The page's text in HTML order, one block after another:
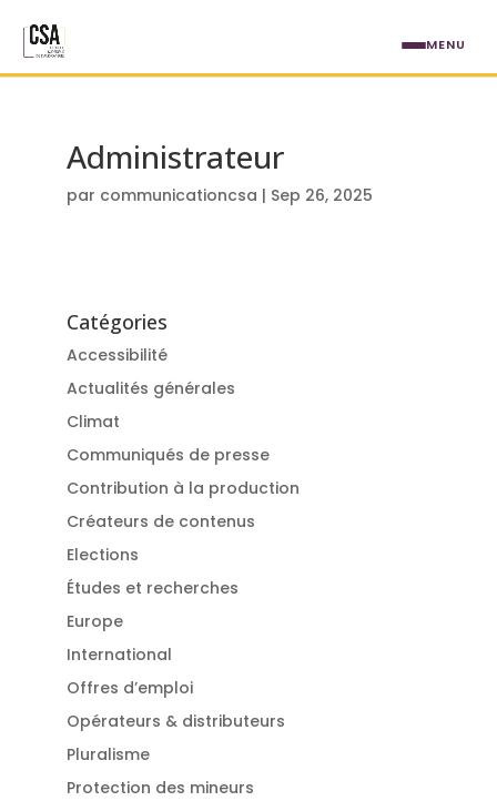
Administrateur
par communicationcsa | Sep 26, 2025
Catégories
Accessibilité
Actualités générales
Climat
Communiqués de presse
Contribution à la production
Créateurs de contenus
Elections
Études et recherches
Europe
International
Offres d’emploi
Opérateurs & distributeurs
Pluralisme
Protection des mineurs
MENU